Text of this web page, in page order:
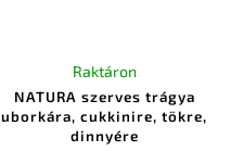
NATURA szerves trágya
uborkára, cukkinire, tökre,
dinnyére
Raktáron